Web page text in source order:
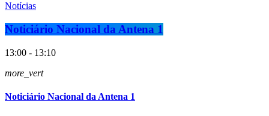
Notícias
Noticiário Nacional da Antena 1
13:00 - 13:10
more_vert
Noticiário Nacional da Antena 1